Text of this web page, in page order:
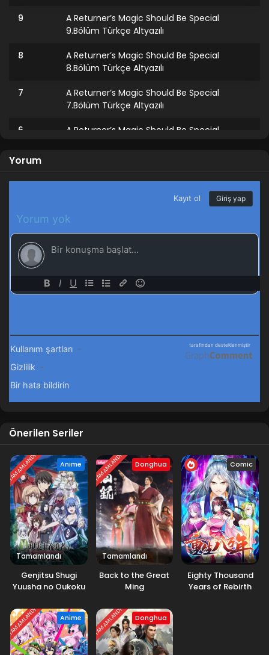
9
A Returner’s Magic Should Be Special
9.Bölüm Türkçe Altyazılı
8
A Returner’s Magic Should Be Special
8.Bölüm Türkçe Altyazılı
7
A Returner’s Magic Should Be Special
7.Bölüm Türkçe Altyazılı
6
A Returner’s Magic Should Be Special
5
5.Bölüm Türkçe Altyazılı
A Returner’s Magic Should Be Special
4.Bölüm Türkçe Altyazılı
3.Bölüm Türkçe Altyazılı
A Returner’s Magic Should Be Special
2.Bölüm Türkçe Altyazılı
Yorum
Önerilen Seriler
TAMAMLANDI Anime
Tamamlandı
Genjitsu Shugi
Yuusha no Oukoku
TAMAMLANDI Donghua
Tamamlandı
Back to the Great
Ming
Comic
Eighty Thousand
Years of Rebirth
TAMAMLANDI Anime TAMAMLANDI Donghua